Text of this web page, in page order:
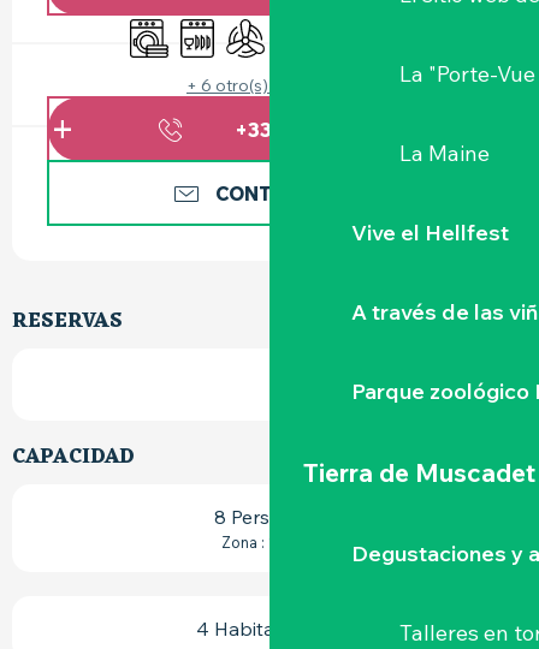
La "Porte-Vue
La Maine
Vive el Hellfest
A través de las
Parque zoológico
Tierra de Muscadet
Degustaciones y
Talleres en
LavadoraLavavajillasAire Acondicionado
+ 6 otro(s) servicio(s)
+336157570
CONTÁCTENOS
RESERVAS
CAPACIDAD
8 Persona(s)
Zona : 130 m
4 Habitación(es)